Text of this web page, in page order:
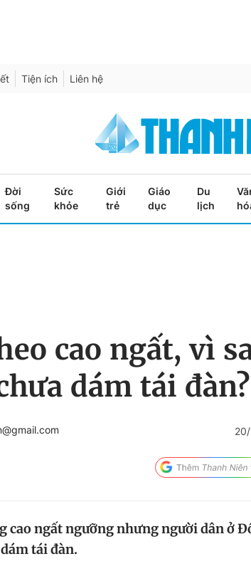
Tiện ích Liên hệ
Đời
sống
Sức
khỏe
Giới
trẻ
Giáo
dục
Du
lịch
cao ngất, vì
dám tái đàn?
cao ngất ngưỡng nhưng người dân ở
tái đàn.